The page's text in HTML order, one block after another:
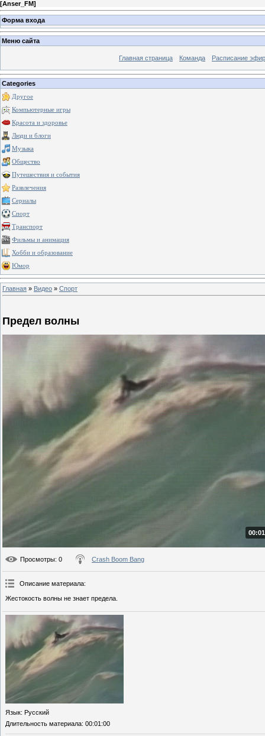
[Anser_FM]
Форма входа
Меню сайта
Главная страница Команда Расписание
Categories
Другое
Компьютерные игры
Красота и здоровье
Люди и блоги
Музыка
Общество
Путешествия и события
Развлечения
Сериалы
Спорт
Транспорт
Фильмы и анимация
Хобби и образование
Юмор
Главная » Видео » Спорт
Предел волны
Просмотры: 0 Crash Boom Bang
Описание материала:
Жестокость волны не знает предела.
Язык: Русский
Длительность материала: 00:01:00